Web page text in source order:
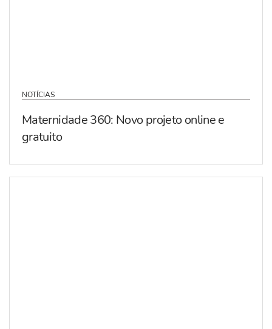
NOTÍCIAS
Maternidade 360: Novo projeto online e
gratuito